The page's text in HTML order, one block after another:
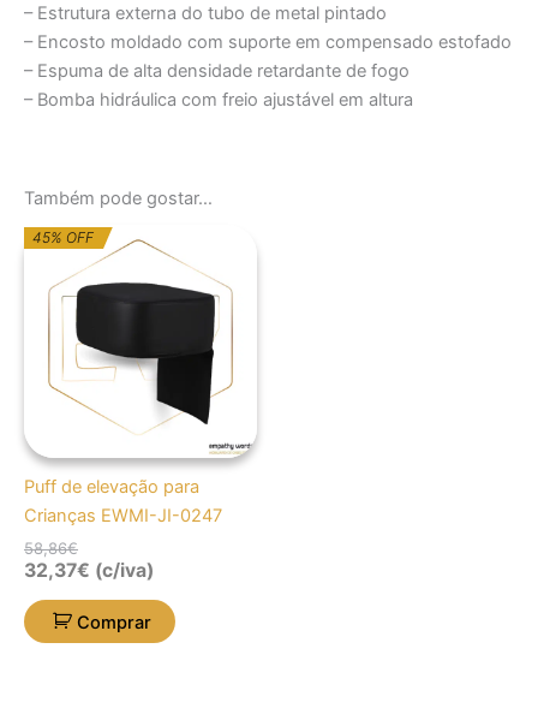
– Estrutura externa do tubo de metal pintado
– Encosto moldado com suporte em compensado estofado
– Espuma de alta densidade retardante de fogo
– Bomba hidráulica com freio ajustável em altura
Também pode gostar…
45% OFF
Puff de elevação para
Crianças EWMI-JI-0247
58,86€
O
preço
original
era:
O
preço
atual
é:
32,37€ (c/iva)
Comprar